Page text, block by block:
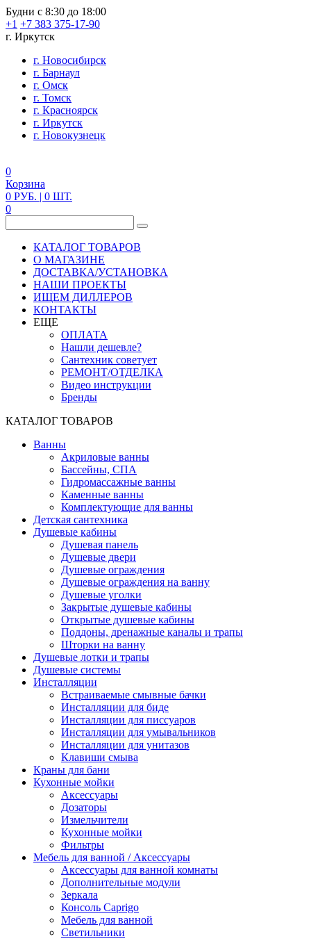
Будни с 8:30 до 18:00
+1 +7 383 375-17-90
г. Иркутск
г. Новосибирск
г. Барнаул
г. Омск
г. Томск
г. Красноярск
г. Иркутск
г. Новокузнецк
0
Корзина
0 РУБ. | 0 ШТ.
0
КАТАЛОГ ТОВАРОВ
О МАГАЗИНЕ
ДОСТАВКА/УСТАНОВКА
НАШИ ПРОЕКТЫ
ИЩЕМ ДИЛЛЕРОВ
КОНТАКТЫ
ЕЩЕ
ОПЛАТА
Нашли дешевле?
Сантехник советует
РЕМОНТ/ОТДЕЛКА
Видео инструкции
Бренды
КАТАЛОГ ТОВАРОВ
Ванны
Акриловые ванны
Бассейны, СПА
Гидромассажные ванны
Каменные ванны
Комплектующие для ванны
Детская сантехника
Душевые кабины
Душевая панель
Душевые двери
Душевые ограждения
Душевые ограждения на ванну
Душевые уголки
Закрытые душевые кабины
Открытые душевые кабины
Поддоны, дренажные каналы и трапы
Шторки на ванну
Душевые лотки и трапы
Душевые системы
Инсталляции
Встраиваемые смывные бачки
Инсталляции для биде
Инсталляции для писсуаров
Инсталляции для умывальников
Инсталляции для унитазов
Клавиши смыва
Краны для бани
Кухонные мойки
Аксессуары
Дозаторы
Измельчители
Кухонные мойки
Фильтры
Мебель для ванной / Аксессуары
Аксессуары для ванной комнаты
Дополнительные модули
Зеркала
Консоль Caprigo
Мебель для ванной
Светильники